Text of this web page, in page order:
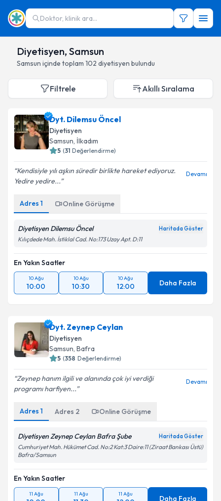
Doktor, klinik ara...
Diyetisyen, Samsun
Samsun içinde toplam 102 diyetisyen bulundu
Filtrele Akıllı Sıralama
Dyt. Dilemsu Öncel
Diyetisyen
Samsun, İlkadım
5 (31 Değerlendirme)
Kendisiyle yılı aşkın süredir birlikte hareket ediyoruz.
Yedire yedire...
Devamı
Adres 1 Online Görüşme
Diyetisyen Dilemsu Öncel Haritada Göster
Kılıçdede Mah. İstiklal Cad. No:173 Uzay Apt. D:11
En Yakın Saatler
10 Ağu
10:00
10 Ağu
10:30
10 Ağu
12:00 Daha Fazla
Dyt. Zeynep Ceylan
Diyetisyen
Samsun, Bafra
5 (358 Değerlendirme)
Zeynep hanım ilgili ve alanında çok iyi verdiği
programı harfiyen...
Devamı
Adres 1 Adres 2 Online Görüşme
Diyetisyen Zeynep Ceylan Bafra Şube Haritada Göster
Cumhuriyet Mah. Hükümet Cad. No:2 Kat:3 Daire:11 (Ziraat Bankası Üstü)
Bafra/Samsun
En Yakın Saatler
11 Ağu 11 Ağu 11 Ağu
Daha Fazla